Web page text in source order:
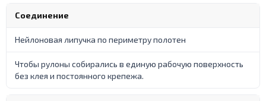
Соединение
Нейлоновая липучка по периметру полотен
Чтобы рулоны собирались в единую рабочую поверхность
без клея и постоянного крепежа.